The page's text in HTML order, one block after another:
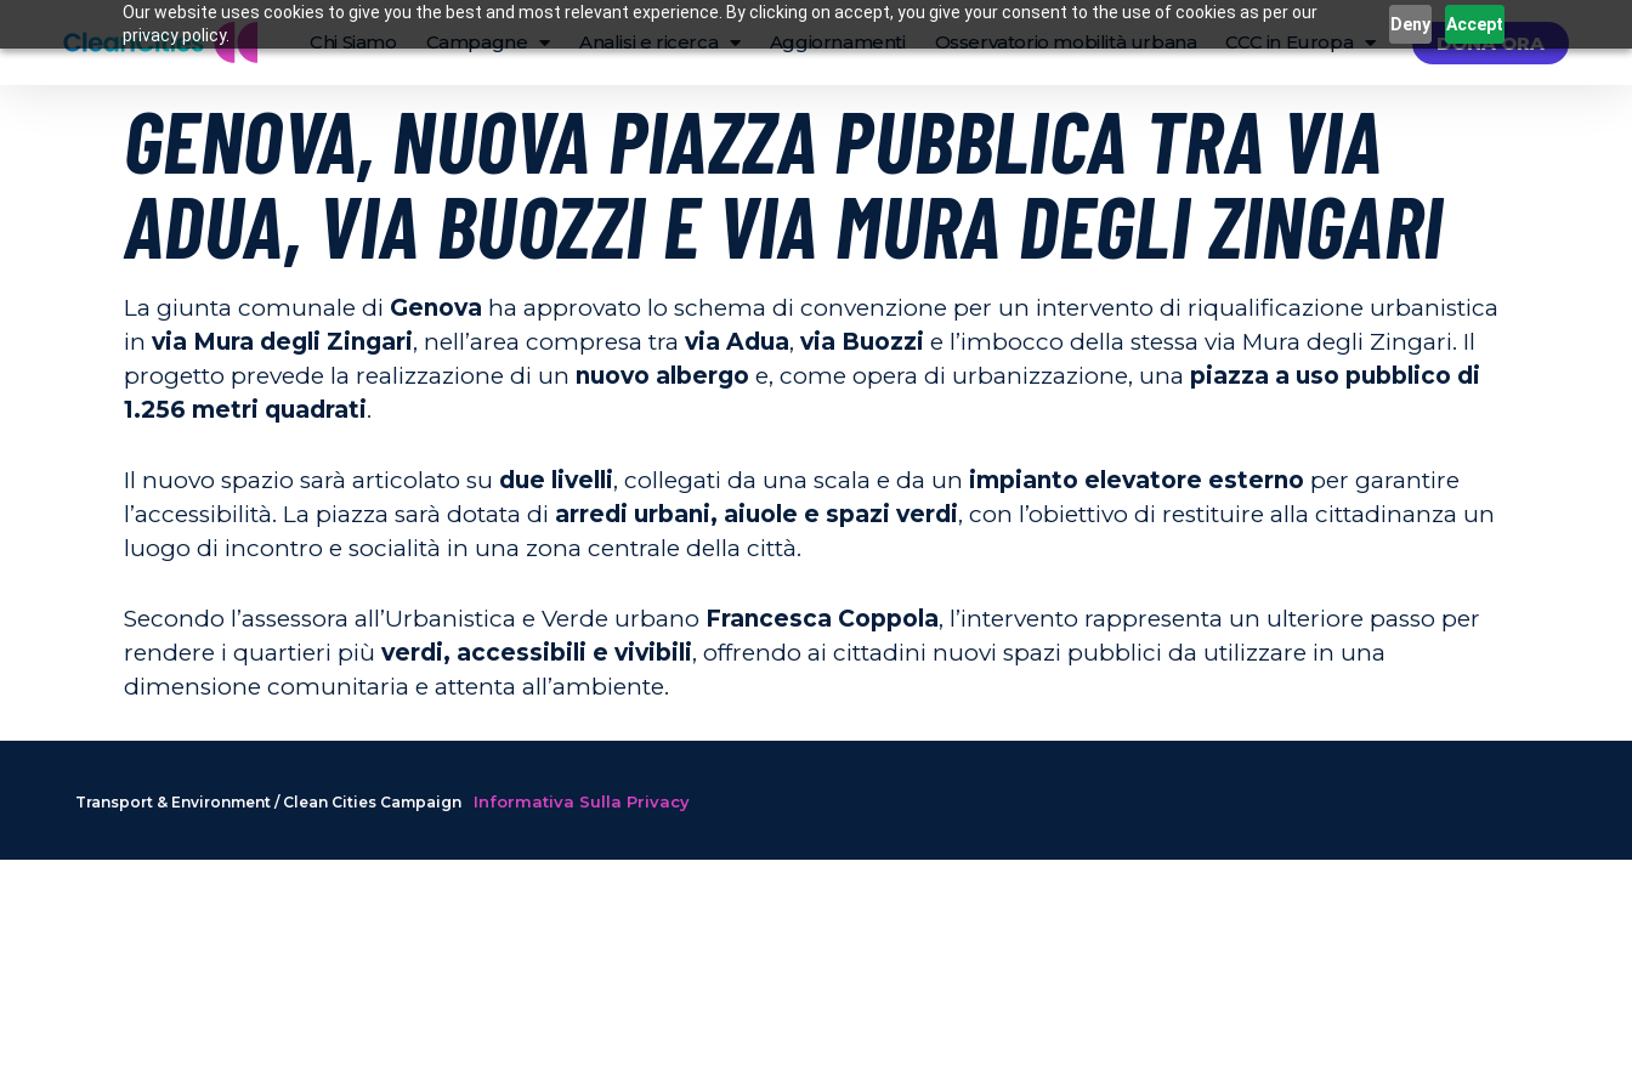
Our website uses cookies to give you the best and most relevant experience. By clicking on accept, you give your consent to the use of cookies as per our
privacy policy.
Deny Accept
Chi Siamo Campagne Analisi e ricerca Aggiornamenti Osservatorio mobilità urbana CCC in Europa DONA ORA
GENOVA, NUOVA PIAZZA PUBBLICA TRA VIA
ADUA, VIA BUOZZI E VIA MURA DEGLI ZINGARI
La giunta comunale di Genova ha approvato lo schema di convenzione per un intervento di riqualificazione urbanistica
in via Mura degli Zingari, nell’area compresa tra via Adua, via Buozzi e l’imbocco della stessa via Mura degli Zingari. Il
progetto prevede la realizzazione di un nuovo albergo e, come opera di urbanizzazione, una piazza a uso pubblico di
1.256 metri quadrati.
Il nuovo spazio sarà articolato su due livelli, collegati da una scala e da un impianto elevatore esterno per garantire
l’accessibilità. La piazza sarà dotata di arredi urbani, aiuole e spazi verdi, con l’obiettivo di restituire alla cittadinanza un
luogo di incontro e socialità in una zona centrale della città.
Secondo l’assessora all’Urbanistica e Verde urbano Francesca Coppola, l’intervento rappresenta un ulteriore passo per
rendere i quartieri più verdi, accessibili e vivibili, offrendo ai cittadini nuovi spazi pubblici da utilizzare in una
dimensione comunitaria e attenta all’ambiente.
Transport & Environment / Clean Cities Campaign Informativa Sulla Privacy